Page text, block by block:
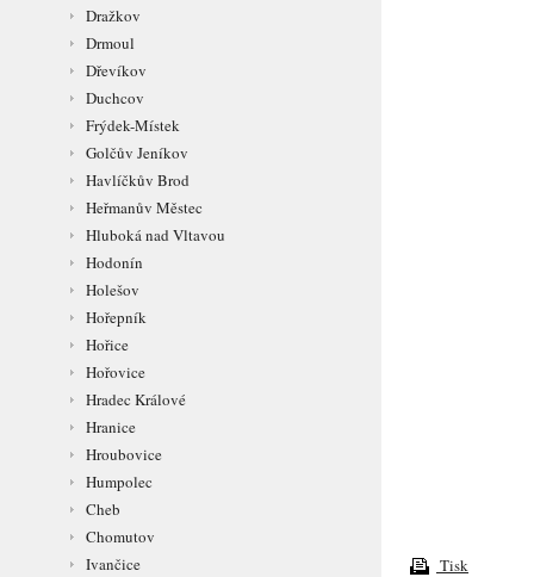
Dražkov
Drmoul
Dřevíkov
Duchcov
Frýdek-Místek
Golčův Jeníkov
Havlíčkův Brod
Heřmanův Městec
Hluboká nad Vltavou
Hodonín
Holešov
Hořepník
Hořice
Hořovice
Hradec Králové
Hranice
Hroubovice
Humpolec
Cheb
Chomutov
Ivančice
Tisk